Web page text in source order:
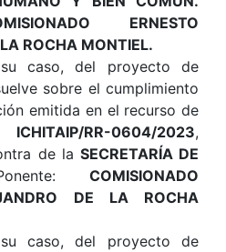
ERNESTO
ROCHA MONTIEL.
caso, del proyecto de
sobre el cumplimiento
emitida en el recurso de
RR-0604/2023,
de la SECRETARÍA DE
COMISIONADO
DE LA ROCHA
caso, del proyecto de